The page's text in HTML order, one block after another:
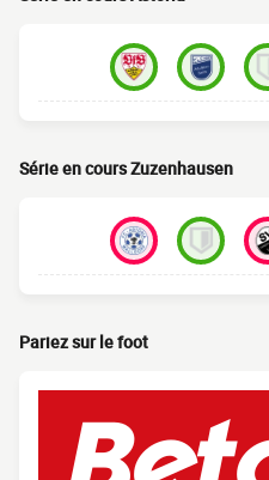
Série en cours Zuzenhausen
Pariez sur le foot